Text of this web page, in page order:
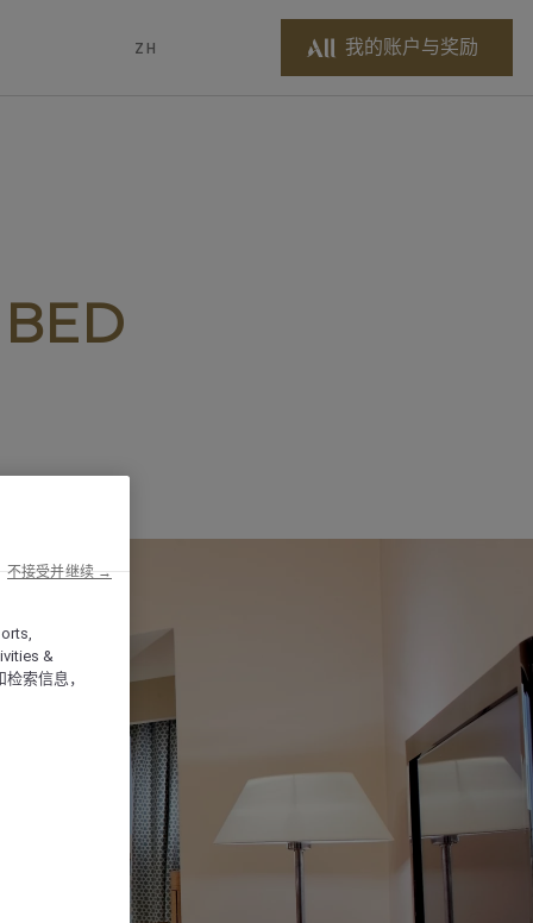
ZH 我的账户与奖励
&
索信息，
不接受并继续 →